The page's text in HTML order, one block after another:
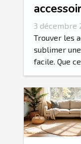
votre
3 décembre
Trouver les
sublimer
facile. Que